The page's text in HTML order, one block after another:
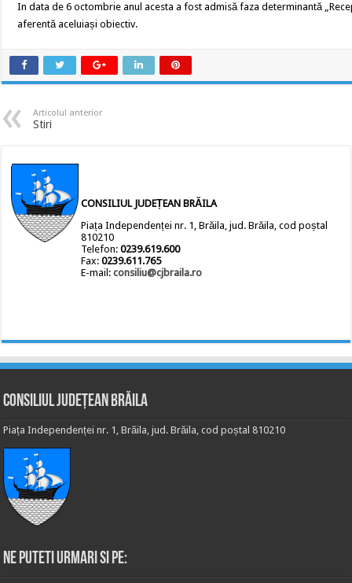
In data de 6 octombrie anul acesta a fost admisă faza determinantă
aferentă aceluiași obiectiv.
Articolul anterior
Stiri
CONSILIUL JUDEȚEAN BRĂILA
Piața Independenței nr. 1, Brăila, jud. Brăila, cod poștal
810210
Telefon:0239.619.600
Fax:0239.611.765
E-mail:consiliu@cjbraila.ro
Consiliul Județean Brăila
Piața Independenței nr. 1, Brăila, jud. Brăila, cod poștal 810210
Ne puteti urmari si pe: